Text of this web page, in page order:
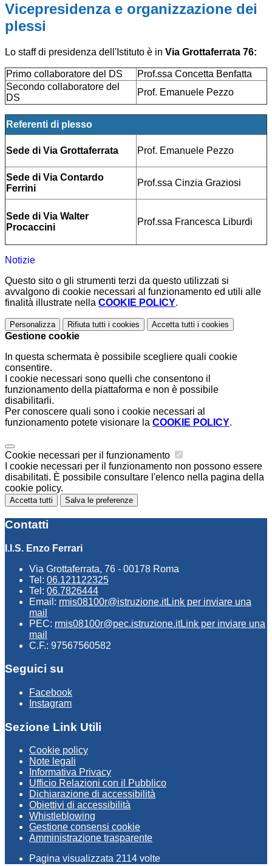
Vicepresidenza e organizzazione dei
plessi
Lo staff di presidenza dell'Istituto è in Via Grottaferrata 76:
Primo collaboratore del DS
Prof.ssa Concetta Benfatta
Secondo collaboratore del
DS
Prof. Emanuele Pezzo
Referenti di plesso
Sede di Via Grottaferrata Prof. Emanuele Pezzo
Sede di Via Contardo
Ferrini
Prof.ssa Cinzia Graziosi
Sede di Via Walter
Procaccini
Prof.ssa Francesca Liburdi
Notizie
Questo sito o gli strumenti terzi da questo utilizzati si
avvalgono di cookie necessari al funzionamento ed utili alle
finalità illustrate nella COOKIE POLICY.
Personalizza Rifiuta tutti i cookies Accetta tutti i cookies
Gestione cookie
In questa schermata è possibile scegliere quali cookie
consentire.
I cookie necessari sono quelli che consentono il
funzionamento della piattaforma e non è possibile
disabilitarli.
Per conoscere quali sono i cookie necessari al
funzionamento potete visionare la COOKIE POLICY.
Cookie necessari per il funzionamento
I cookie necessari per il funzionamento non possono essere
disabilitati. È possibile consultare l'elenco nella pagina della
cookie policy.
Accetta tutti Salva le preferenze
Contatti
I.I.S. Enzo Ferrari
Via Grottaferrata, 76 - 00178 Roma
Tel: 06.121122325
Tel: 06.7826444
Email: rmis08100r@istruzione.itLink per inviare una
mail
PEC: rmis08100r@pec.istruzione.itLink per inviare una
mail
C.F.: 97567560582
Seguici su
Facebook
Instagram
Sezione Link Utili
Cookie policy
Note legali
Informativa Privacy
Ufficio Relazioni con il Pubblico
Dichiarazione di accessibilità
Obiettivi di accessibilità
Whistleblowing
Gestione consensi cookie
Amministrazione trasparente
Pagina visualizzata 2114 volte